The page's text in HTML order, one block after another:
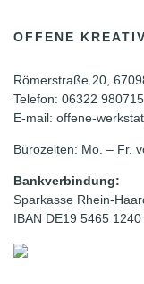
OFFENE
Römerstraße 20,
Telefon: 06322 980715
E-mail: offene-
Bürozeiten: Mo. – Fr.
Bankverbindung:
Sparkasse Rhein-
IBAN DE19 5465